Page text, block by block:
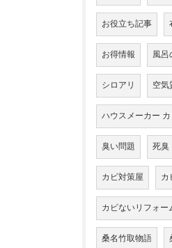
お役立ち記事
お得情報 風呂
シロアリ 空気
ハウスメーカー カ
臭い問題 死臭
カビ対策屋 カ
カビないリフォー
桑名竹取物語